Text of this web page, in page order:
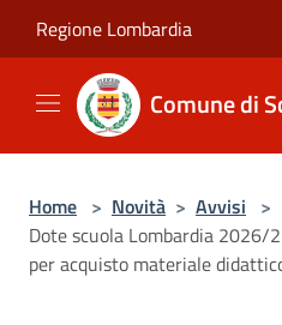
Regione Lombardia
Comune di
Home > Novità > Avvisi >
Dote scuola Lombardia 2026/
per acquisto materiale